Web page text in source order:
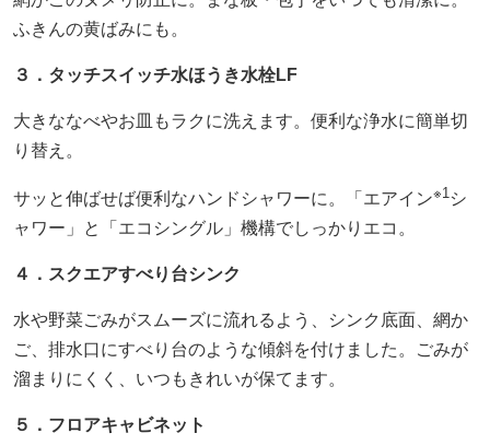
ふきんの黄ばみにも。
３．タッチスイッチ水ほうき水栓LF
大きななべやお皿もラクに洗えます。便利な浄水に簡単切
り替え。
サッと伸ばせば便利なハンドシャワーに。「エアイン※1シ
ャワー」と「エコシングル」機構でしっかりエコ。
４．スクエアすべり台シンク
水や野菜ごみがスムーズに流れるよう、シンク底面、網か
ご、排水口にすべり台のような傾斜を付けました。ごみが
溜まりにくく、いつもきれいが保てます。
５．フロアキャビネット